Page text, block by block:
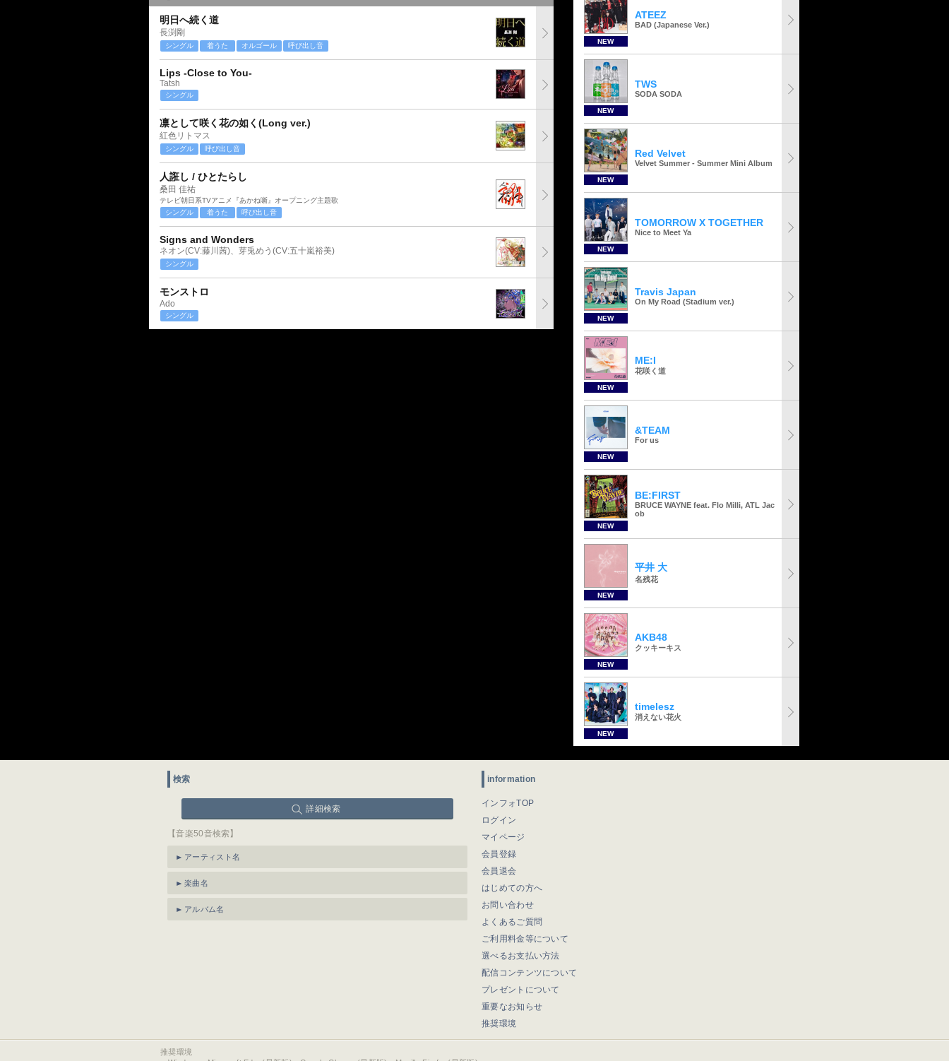
明日へ続く道
長渕剛
シングル 着うた オルゴール 呼び出し音
Lips -Close to You-
Tatsh
シングル
凛として咲く花の如く(Long ver.)
紅色リトマス
シングル 呼び出し音
人誑し / ひとたらし
桑田 佳祐
テレビ朝日系TVアニメ『あかね噺』オープニング主題歌
シングル
着うた 呼び出し音
Signs and Wonders
ネオン(CV:藤川茜)、芽兎めう(CV:五十嵐裕美)
シングル
モンストロ
Ado
シングル
NEW
ATEEZ
BAD (Japanese Ver.)
NEW
TWS
SODA SODA
NEW
Red Velvet
Velvet Summer - Summer Mini Album
NEW
TOMORROW X TOGETHER
Nice to Meet Ya
NEW
Travis Japan
On My Road (Stadium ver.)
NEW
ME:I
花咲く道
NEW
&TEAM
For us
NEW
BE:FIRST
BRUCE WAYNE feat. Flo Milli, ATL Jac
ob
NEW
平井 大
名残花
NEW
AKB48
クッキーキス
NEW
timelesz
消えない花火
検索
詳細検索
【音楽50音検索】
アーティスト名
楽曲名
アルバム名
information
インフォTOP
ログイン
マイページ
会員登録
会員退会
はじめての方へ
お問い合わせ
よくあるご質問
ご利用料金等について
選べるお支払い方法
配信コンテンツについて
プレゼントについて
重要なお知らせ
推奨環境
推奨環境